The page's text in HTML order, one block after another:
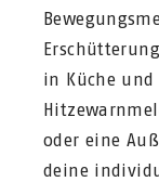
in Küche und
oder eine
deine